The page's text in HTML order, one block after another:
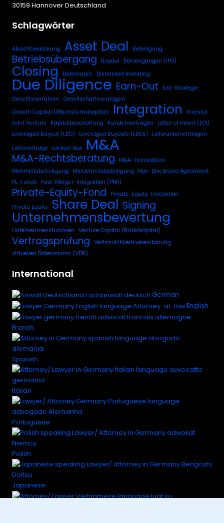
30159 Hannover Deutschland
Schlagwörter
Absichtserklärung Asset Deal Beteiligung
Betriebsübergang Buyout Börsengängen (IPO)
Closing Datenraum Distressed Investing
Due Diligence Earn-Out
Exit-Strategie
Gerichtsverfahren Gesellschaftsverträgen
Growth Capital (Wachstumskapital)
Integration
Investor
Joint Venture Kapitalbeschaffung Kundenverträgen
Letter of Intent (LOI)
Leveraged Buyout (LBO)
Leveraged Buyouts (LBOs)
Lieferantenverträgen
Lieferverträge Locked-Box M&A
M&A-Rechtsberatung
M&A-Transaktion
Mehrheitsbeteiligung
Minderheitsbeteiligung
Non-Disclosure Agreement
PE-Fonds
Post-Merger-Integration (PMI)
Private-Equity-Fond
Private-Equity-Investition
Private Equity Share Deal Signing
Unternehmensbewertung
Unternehmensfusionen Venture Capital (Risikokapital)
Vertragsprüfung Vertraulichkeitsvereinbarung
virtuellen Datenraums (VDR)
International
German
English
French
Spanish
Italian
Portuguese
Polish
Japanese